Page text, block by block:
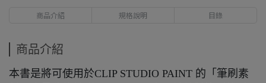
商品介紹 規格說明 目錄
商品介紹
本書是將可使用於CLIP STUDIO PAINT 的「筆刷素